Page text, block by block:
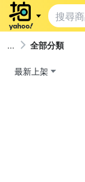
全部分類
最新上架